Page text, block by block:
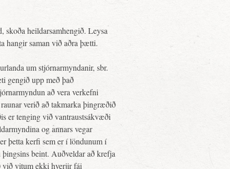
heildarsamhengið. Leysa
hangir saman við aðra þætti.
um stjórnarmyndanir, sbr.
gengið upp með það
að vera verkefni
verið að takmarka þingræðið
er tenging við vantraustsákvæði
og annars vegar
þetta kerfi sem er í löndunum í
beint. Auðveldar að krefja
við vitum ekki hverjir fái